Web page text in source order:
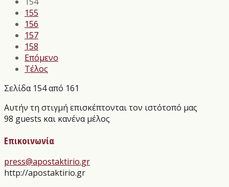
155
156
157
158
Επόμενο
Τέλος
Σελίδα 154 από 161
Αυτήν τη στιγμή επισκέπτονται τον ιστότοπό μας
98 guests και κανένα μέλος
Επικοινωνία
press@apostaktirio.gr
http://apostaktirio.gr